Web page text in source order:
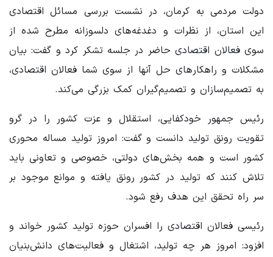
دولت مردمی به کرمان، در نشست بررسی مسائل اقتصادی
این استان، از نظرات و دغدغه‌های دلسوزانه مطرح شده از
سوی فعالان اقتصادی حاضر در جلسه تشکر کرد و گفت: بیان
مشکلات و راهکارهای حل آنها از سوی شما فعالان اقتصادی،
به تصمیم‌سازان و تصمیم‌گیران کمک بزرگی می‌کند.
رئیس جمهور خودکفایی، استقلال و عزت کشور را در گرو
تقویت رونق تولید دانست و گفت: امروز تولید مساله محوری
کشور است و همه بخش‌های دولتی، خصوصی و تعاونی باید
تلاش کنند که تولید در کشور رونق یافته و موانع موجود بر
سر راه تحقق این هدف رفع شود.
رئیسی فعالان اقتصادی را افسران حوزه تولید کشور خواند و
افزود: امروز هر چه تولید، اشتغال و فعالیت‌های دانش‌بنیان